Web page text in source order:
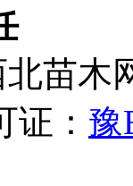
苗木
： 豫